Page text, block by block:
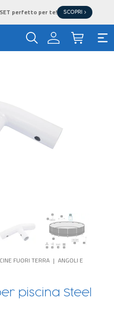
perfetto per te! SCOPRI >
FUORI TERRA
ANGOLI E
piscina Steel